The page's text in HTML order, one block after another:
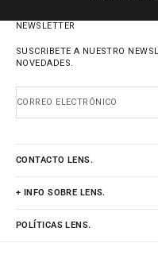
NEWSLETTER
SUSCRIBETE A NUESTRO
NOVEDADES.
CORREO ELECTRÓNICO
CONTACTO LENS.
+ INFO SOBRE LENS.
POLÍTICAS LENS.